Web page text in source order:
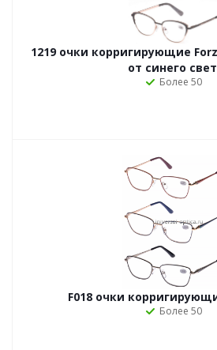
1219 очки корригирующие
от синего
Более 50
F018 очки
Более 50